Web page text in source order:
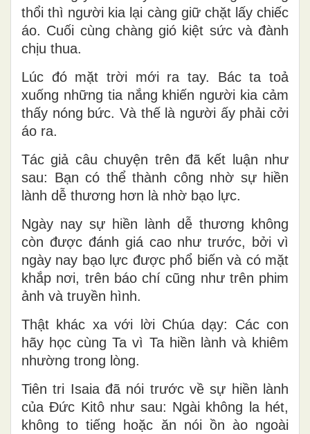
thổi thì người kia lại càng giữ chặt lấy chiếc
áo. Cuối cùng chàng gió kiệt sức và đành
chịu thua.
Lúc đó mặt trời mới ra tay. Bác ta toả
xuống những tia nắng khiến người kia cảm
thấy nóng bức. Và thế là người ấy phải cởi
áo ra.
Tác giả câu chuyện trên đã kết luận như
sau: Bạn có thể thành công nhờ sự hiền
lành dễ thương hơn là nhờ bạo lực.
Ngày nay sự hiền lành dễ thương không
còn được đánh giá cao như trước, bởi vì
ngày nay bạo lực được phổ biến và có mặt
khắp nơi, trên báo chí cũng như trên phim
ảnh và truyền hình.
Thật khác xa với lời Chúa dạy: Các con
hãy học cùng Ta vì Ta hiền lành và khiêm
nhường trong lòng.
Tiên tri Isaia đã nói trước về sự hiền lành
của Đức Kitô như sau: Ngài không la hét,
không to tiếng hoặc ăn nói ồn ào ngoài